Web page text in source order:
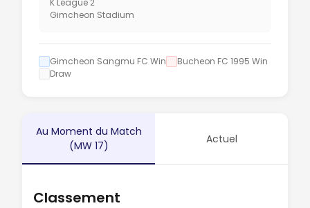
K League 2
Gimcheon Stadium
Gimcheon Sangmu FC Win
Bucheon FC 1995 Win
Draw
Au Moment du Match
(MW 17)
Actuel
Classement